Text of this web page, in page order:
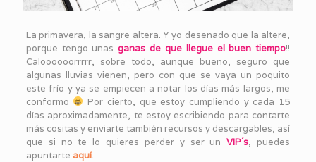
La primavera, la sangre altera. Y yo desenado que la altere,
porque tengo unasganas de que llegue el buen tiempo!!
Caloooooorrrrr, sobre todo, aunque bueno, seguro que
algunas lluvias vienen, pero con que se vaya un poquito
este frío y ya se empiecen a notar los días más largos, me
conformo
Por cierto, que estoy cumpliendo y cada 15
días aproximadamente, te estoy escribiendo para contarte
más cositas y enviarte también recursos y descargables, así
que si no te lo quieres perder y ser unVIP´s, puedes
apuntarte aquí.